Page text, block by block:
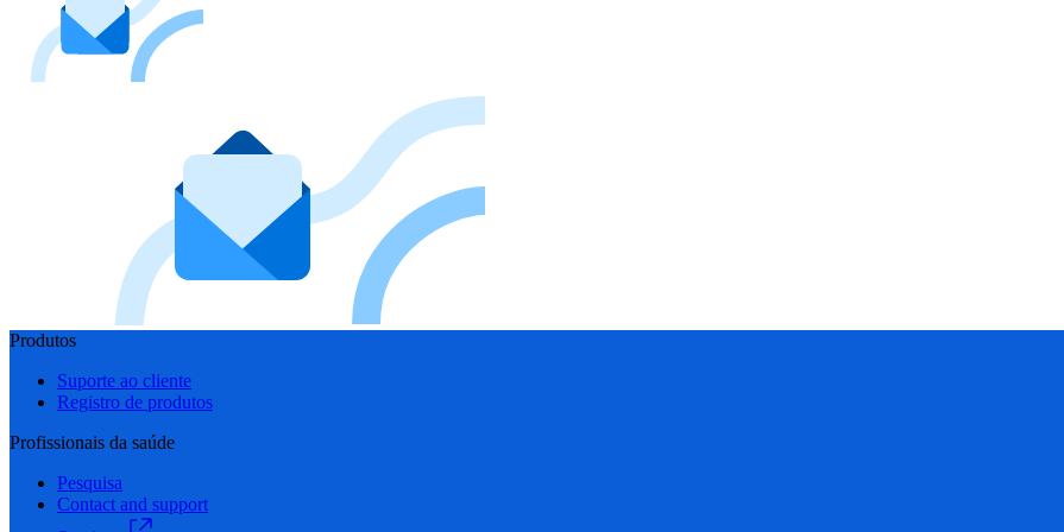
Produtos
Suporte ao cliente
Registro de produtos
Profissionais da saúde
Pesquisa
Contact and support